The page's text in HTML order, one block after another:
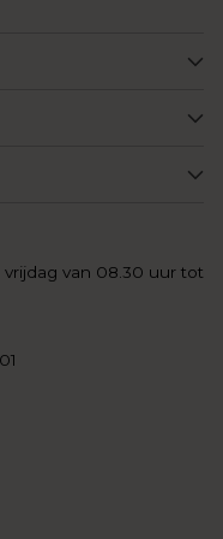
van 08.30 uur tot